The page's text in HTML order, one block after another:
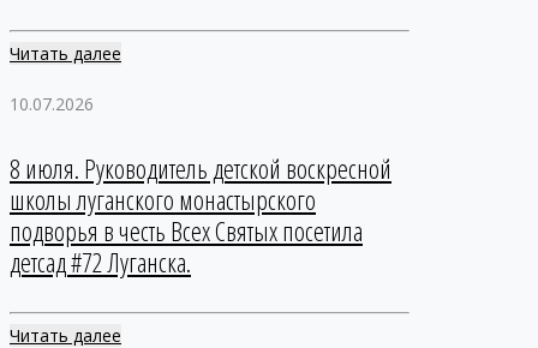
Читать далее
10.07.2026
8 июля. Руководитель детской воскресной
школы луганского монастырского
подворья в честь Всех Святых посетила
детсад #72 Луганска.
Читать далее